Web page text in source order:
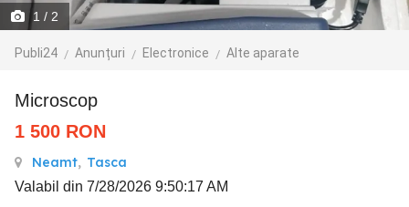
1 / 2
Publi24 Anunțuri Electronice Alte aparate
Microscop
1 500 RON
Neamt, Tasca
Valabil din 7/28/2026 9:50:17 AM